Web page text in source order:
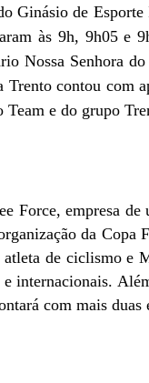
Ginásio de
às 9h, 9h05 e
Nossa Senhora
contou com
e do grupo
Force, empresa
da
de ciclismo e
internacionais.
com mais